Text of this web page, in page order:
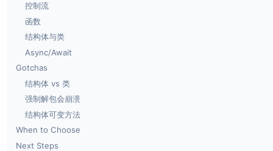
控制流
函数
结构体与类
Async/Await
Gotchas
结构体 vs 类
强制解包会崩溃
结构体可变方法
When to Choose
Next Steps